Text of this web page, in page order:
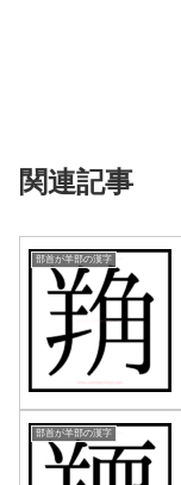
関連記事
部首が羊部の漢字
部首が羊部の漢字